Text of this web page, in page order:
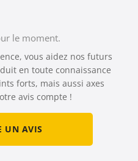
le moment.
vous aidez nos futurs
en toute connaissance
forts, mais aussi axes
avis compte !
UN AVIS